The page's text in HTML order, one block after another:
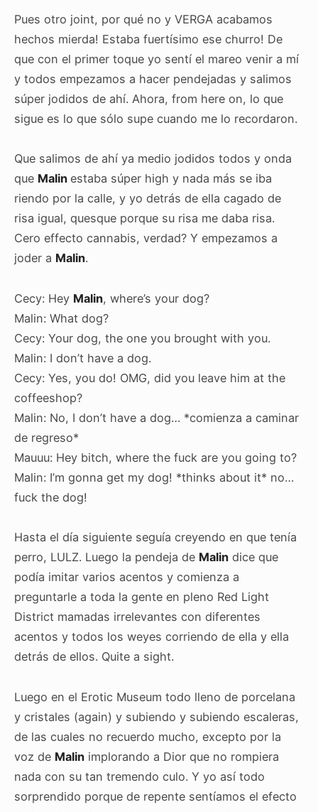
Pues otro joint, por qué no y VERGA acabamos
hechos mierda! Estaba fuertísimo ese churro! De
que con el primer toque yo sentí el mareo venir a mí
y todos empezamos a hacer pendejadas y salimos
súper jodidos de ahí. Ahora, from here on, lo que
sigue es lo que sólo supe cuando me lo recordaron.
Que salimos de ahí ya medio jodidos todos y onda
que Malin estaba súper high y nada más se iba
riendo por la calle, y yo detrás de ella cagado de
risa igual, quesque porque su risa me daba risa.
Cero effecto cannabis, verdad? Y empezamos a
joder a Malin.
Cecy: Hey Malin, where’s your dog?
Malin: What dog?
Cecy: Your dog, the one you brought with you.
Malin: I don’t have a dog.
Cecy: Yes, you do! OMG, did you leave him at the
coffeeshop?
Malin: No, I don’t have a dog… *comienza a caminar
de regreso*
Mauuu: Hey bitch, where the fuck are you going to?
Malin: I’m gonna get my dog! *thinks about it* no…
fuck the dog!
Hasta el día siguiente seguía creyendo en que tenía
perro, LULZ. Luego la pendeja de Malin dice que
podía imitar varios acentos y comienza a
preguntarle a toda la gente en pleno Red Light
District mamadas irrelevantes con diferentes
acentos y todos los weyes corriendo de ella y ella
detrás de ellos. Quite a sight.
Luego en el Erotic Museum todo lleno de porcelana
y cristales (again) y subiendo y subiendo escaleras,
de las cuales no recuerdo mucho, excepto por la
voz de Malin implorando a Dior que no rompiera
nada con su tan tremendo culo. Y yo así todo
sorprendido porque de repente sentíamos el efecto